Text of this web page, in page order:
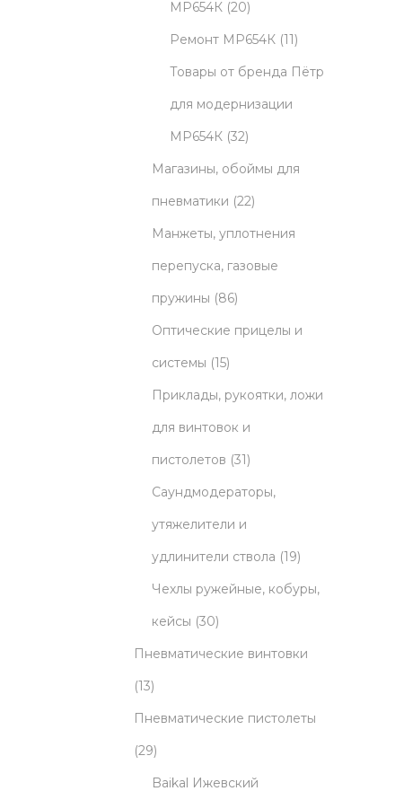
u
c
t
s
5
p
r
o
d
u
c
t
s
МР654К 202
0
p
r
o
d
u
c
t
Ремонт МР654К 111
1
o
u
s
Товары от бренда Пётр
для модернизации
МР654К 323
2
p
r
o
u
t
s
Магазины, обоймы для
пневматики 222
2
p
o
u
s
Манжеты, уплотнения
перепуска, газовые
пружины
868
6
r
o
d
u
c
t
s
Оптические прицелы и
системы 151
5
p
o
d
u
c
s
Приклады, рукоятки, ложи
для винтовок и
пистолетов 313
1
r
o
u
t
Саундмодераторы,
утяжелители и
удлинители ствола 191
9
r
d
Чехлы ружейные, кобуры,
кейсы 303
0
r
d
Пневматические винтовки
131
3
p
r
Пневматические пистолеты
292
9
Baikal Ижевский